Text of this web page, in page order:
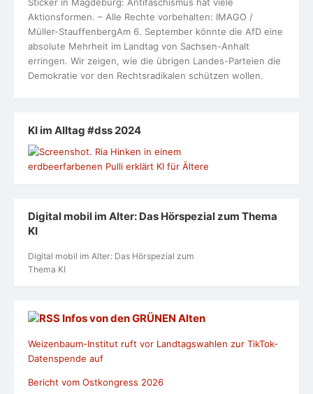
Aktionsformen. – Alle Rechte vorbehalten: IMAGO /
Müller-StauffenbergAm 6. September könnte die AfD eine
absolute Mehrheit im Landtag von Sachsen-Anhalt
erringen. Wir zeigen, wie die übrigen Landes-Parteien die
Demokratie vor den Rechtsradikalen schützen wollen.
KI im Alltag #dss 2024
Digital mobil im Alter: Das Hörspezial zum Thema
KI
Digital mobil im Alter: Das Hörspezial zum
Thema KI
Infos von den GRÜNEN Alten
Weizenbaum-Institut ruft vor Landtagswahlen zur TikTok-
Datenspende auf
Bericht vom Ostkongress 2026